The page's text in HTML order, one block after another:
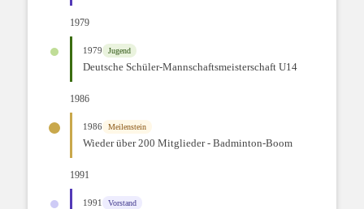
1979
1979 Jugend
Deutsche Schüler-Mannschaftsmeisterschaft U14
1986
1986 Meilenstein
Wieder über 200 Mitglieder - Badminton-Boom
1991
1991 Vorstand